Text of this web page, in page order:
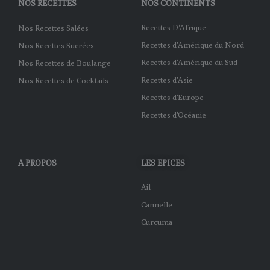
NOS RECETTES
Nos Recettes Salées
Nos Recettes Sucrées
Nos Recettes de Boulange
Nos Recettes de Cocktails
NOS CONTINENTS
Recettes D'Afrique
Recettes d'Amérique du Nord
Recettes d'Amérique du Sud
Recettes d'Asie
Recettes d'Europe
Recettes d'Océanie
A PROPOS LES EPICES
Ail
Cannelle
Curcuma